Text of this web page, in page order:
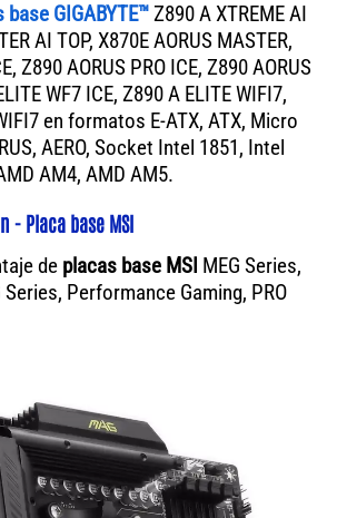
base GIGABYTE™Z890 A XTREME AI
AI TOP, X870E AORUS MASTER,
Z890 AORUS PRO ICE, Z890 AORUS
WF7 ICE, Z890 A ELITE WIFI7,
en formatos E-ATX, ATX, Micro
AERO, Socket Intel 1851, Intel
AM4, AMD AM5.
- Placa base MSI
de placas base MSI MEG Series,
Series, Performance Gaming, PRO